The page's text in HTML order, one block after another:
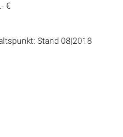
€
Stand 08|2018